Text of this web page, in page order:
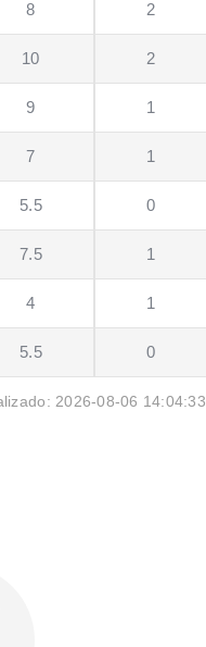
8 2
10 2
9 1
7 1
5.5 0
7.5 1
4 1
5.5 0
2026-08-06 14:04:33